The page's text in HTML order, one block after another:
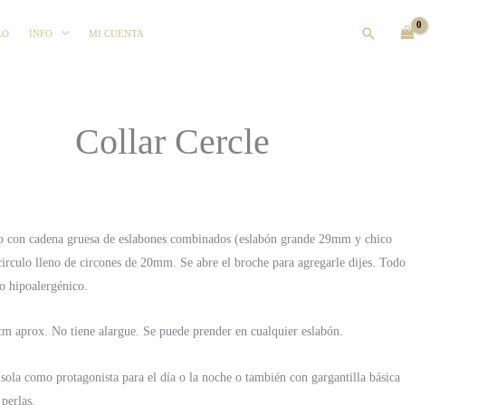
INFO MI CUENTA Buscar
Collar Cercle
cadena gruesa de eslabones combinados (eslabón grande 29mm y chico
lleno de circones de 20mm. Se abre el broche para agregarle dijes. Todo
hipoalergénico.
aprox. No tiene alargue. Se puede prender en cualquier eslabón.
como protagonista para el día o la noche o también con gargantilla básica